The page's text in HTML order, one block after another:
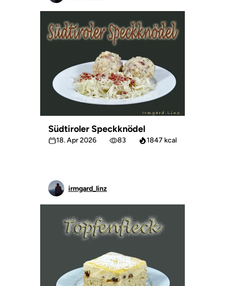
Südtiroler Speckknödel
18. Apr 2026 83 1847 kcal
irmgard_linz